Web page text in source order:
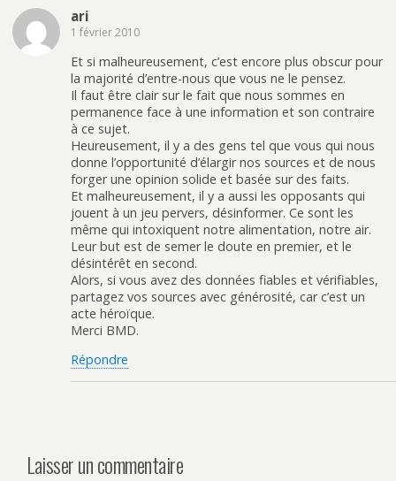
ari
1 février 2010
Et si malheureusement, c’est encore plus obscur pour
la majorité d’entre-nous que vous ne le pensez.
Il faut être clair sur le fait que nous sommes en
permanence face à une information et son contraire
à ce sujet.
Heureusement, il y a des gens tel que vous qui nous
donne l’opportunité d’élargir nos sources et de nous
forger une opinion solide et basée sur des faits.
Et malheureusement, il y a aussi les opposants qui
jouent à un jeu pervers, désinformer. Ce sont les
même qui intoxiquent notre alimentation, notre air.
Leur but est de semer le doute en premier, et le
désintérêt en second.
Alors, si vous avez des données fiables et vérifiables,
partagez vos sources avec générosité, car c’est un
acte héroïque.
Merci BMD.
Répondre
Laisser un commentaire